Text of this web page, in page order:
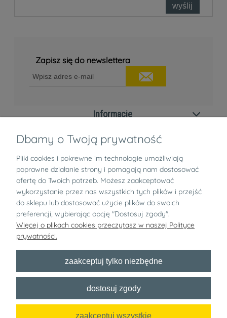
wyślij
Zapisz się do newslettera
Informacje
Zwroty i reklamacje
O nas
pokaż pełną wersję strony
Bezpłatny newsletter
Chcę dostawać informacje handlowe o wyprzedażach, konkursach i
innych akcjach specjalnych od nazwa sklepu na podany adres e-mail!
Dbamy o Twoją prywatność
Pliki cookies i pokrewne im technologie umożliwiają
poprawne działanie strony i pomagają nam dostosować
ofertę do Twoich potrzeb. Możesz zaakceptować
wykorzystanie przez nas wszystkich tych plików i przejść
do sklepu lub dostosować użycie plików do swoich
preferencji, wybierając opcję "Dostosuj zgody".
Więcej o plikach cookies przeczytasz w naszej Polityce
prywatności.
zaakceptuj tylko niezbędne
dostosuj zgody
zaakceptuj wszystkie